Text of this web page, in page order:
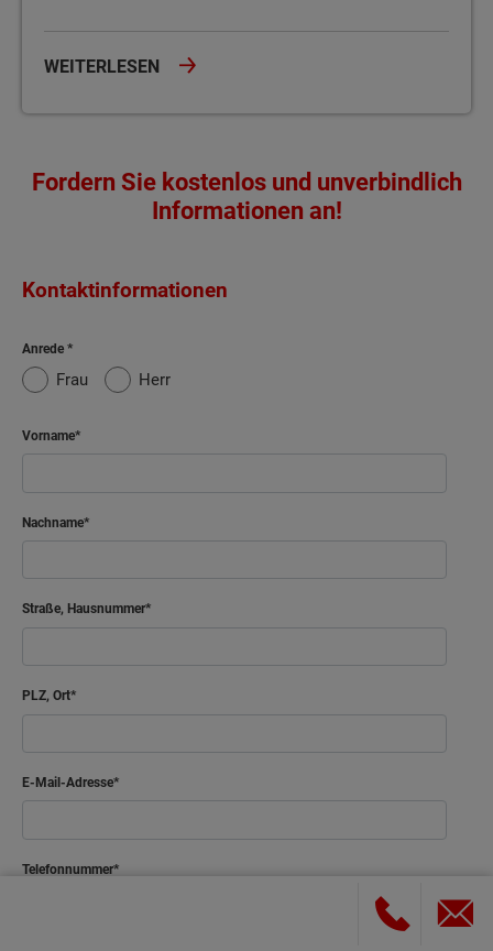
WEITERLESEN
Fordern Sie kostenlos und unverbindlich
Informationen an!
Kontaktinformationen
Anrede
Frau Herr
Vorname
Nachname
Straße, Hausnummer
PLZ, Ort
E-Mail-Adresse
Telefonnummer